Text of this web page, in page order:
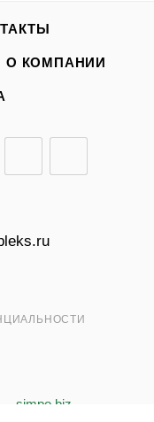
О КОМПАНИИ
simpo.biz